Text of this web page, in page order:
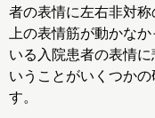
者の表情に左右非対
上の表情筋が動かな
いる入院患者の表情
いうことがいくつか
す。